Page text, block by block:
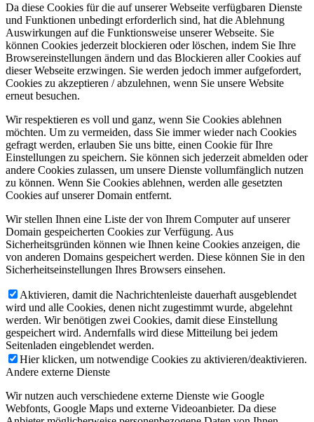
Da diese Cookies für die auf unserer Webseite verfügbaren Dienste
und Funktionen unbedingt erforderlich sind, hat die Ablehnung
Auswirkungen auf die Funktionsweise unserer Webseite. Sie
können Cookies jederzeit blockieren oder löschen, indem Sie Ihre
Browsereinstellungen ändern und das Blockieren aller Cookies auf
dieser Webseite erzwingen. Sie werden jedoch immer aufgefordert,
Cookies zu akzeptieren / abzulehnen, wenn Sie unsere Website
erneut besuchen.
Wir respektieren es voll und ganz, wenn Sie Cookies ablehnen
möchten. Um zu vermeiden, dass Sie immer wieder nach Cookies
gefragt werden, erlauben Sie uns bitte, einen Cookie für Ihre
Einstellungen zu speichern. Sie können sich jederzeit abmelden oder
andere Cookies zulassen, um unsere Dienste vollumfänglich nutzen
zu können. Wenn Sie Cookies ablehnen, werden alle gesetzten
Cookies auf unserer Domain entfernt.
Wir stellen Ihnen eine Liste der von Ihrem Computer auf unserer
Domain gespeicherten Cookies zur Verfügung. Aus
Sicherheitsgründen können wie Ihnen keine Cookies anzeigen, die
von anderen Domains gespeichert werden. Diese können Sie in den
Sicherheitseinstellungen Ihres Browsers einsehen.
Aktivieren, damit die Nachrichtenleiste dauerhaft ausgeblendet
wird und alle Cookies, denen nicht zugestimmt wurde, abgelehnt
werden. Wir benötigen zwei Cookies, damit diese Einstellung
gespeichert wird. Andernfalls wird diese Mitteilung bei jedem
Seitenladen eingeblendet werden.
Hier klicken, um notwendige Cookies zu aktivieren/deaktivieren.
Andere externe Dienste
Wir nutzen auch verschiedene externe Dienste wie Google
Webfonts, Google Maps und externe Videoanbieter. Da diese